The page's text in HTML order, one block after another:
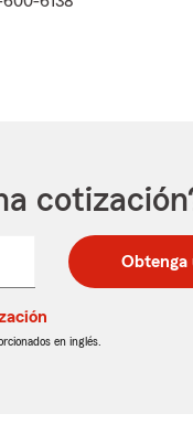
postal
de
postal
de
Obtenga
en inglés.